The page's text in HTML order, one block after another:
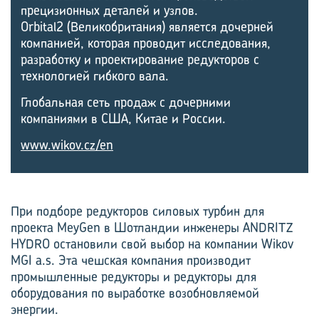
прецизионных деталей и узлов.
Orbital2 (Великобритания) является дочерней
компанией, которая проводит исследования,
разработку и проектирование редукторов с
технологией гибкого вала.
Глобальная сеть продаж с дочерними
компаниями в США, Китае и России.
www.wikov.cz/en
При подборе редукторов силовых турбин для
проекта MeyGen в Шотландии инженеры ANDRITZ
HYDRO остановили свой выбор на компании Wikov
MGI a.s. Эта чешская компания производит
промышленные редукторы и редукторы для
оборудования по выработке возобновляемой
энергии.